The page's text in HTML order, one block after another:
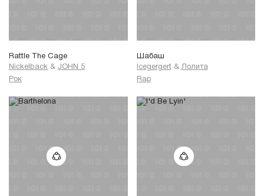
Rattle The Cage
Nickelback & JOHN 5
Рок
Шабаш
Icegergert & Лолита
Rap